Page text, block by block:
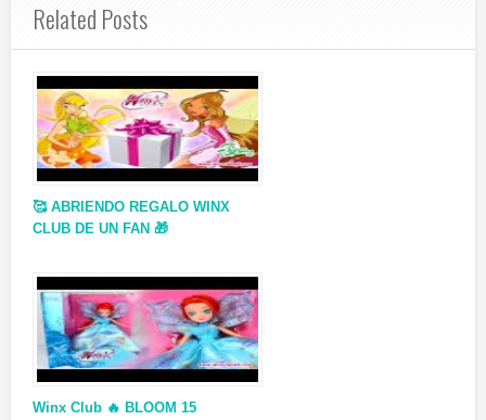
Related Posts
🥰 ABRIENDO REGALO WINX
CLUB DE UN FAN 🎁
Winx Club 🔥 BLOOM 15